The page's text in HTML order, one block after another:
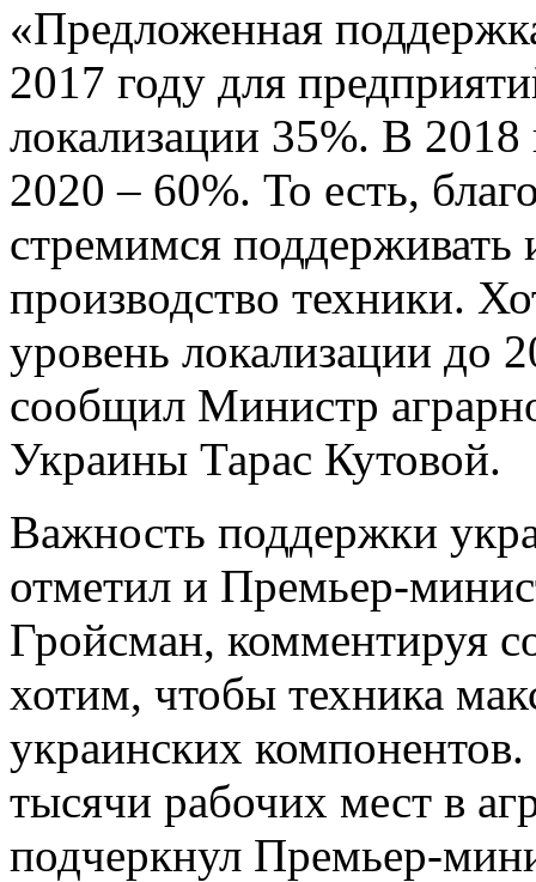
«Предложенная
2017 году для
локализации 35%. В
2020 – 60%. То есть,
стремимся поддерживать
производство техники.
уровень локализации до
сообщил Министр
Украины Тарас Кутовой.
Важность поддержки
отметил и Премьер-
Гройсман, комментируя
хотим, чтобы техника
украинских
тысячи рабочих мест в
подчеркнул Премьер-